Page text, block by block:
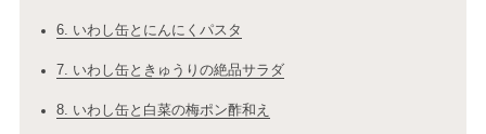
6. いわし缶とにんにくパスタ
7. いわし缶ときゅうりの絶品サラダ
8. いわし缶と白菜の梅ポン酢和え